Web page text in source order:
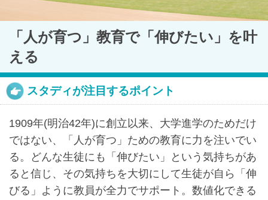
最近見た学校
中村中学校
ブックマークした学校はありません
「人が育つ」教育で「伸びたい」を叶
える
スタディが注目するポイント
1909年(明治42年)に創立以来、大学進学のためだけ
ではない、「人が育つ」ための教育に力を注いでい
る。どんな生徒にも「伸びたい」という気持ちがあ
ると信じ、その気持ちを大切にして生徒が自ら「伸
びる」ように教員が全力でサポート。数値化できる